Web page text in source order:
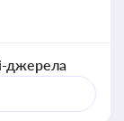
джерела